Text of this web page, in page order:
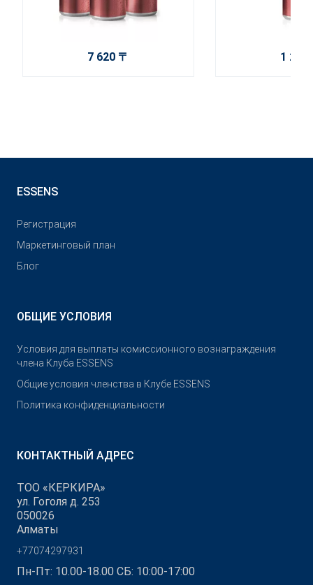
7 620 〒 1 270
ESSENS
Pегистрация
Маркетинговый план
Блог
ОБЩИЕ УСЛОВИЯ
Условия для выплаты комиссионного вознаграждения
члена Клуба ESSENS
Общие условия членства в Клубе ESSENS
Политика конфиденциальности
КОНТАКТНЫЙ АДРЕС
ТОО «КЕРКИРА»
ул. Гоголя д. 253
050026
Алматы
+77074297931
Пн-Пт: 10.00-18.00 СБ: 10:00-17:00